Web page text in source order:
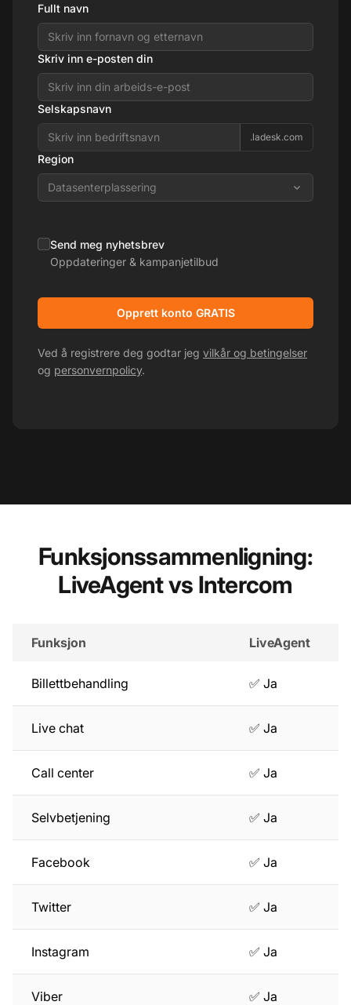
Fullt navn
Skriv inn e-posten din
Selskapsnavn
.ladesk.com
Region
Datasenterplassering
Send meg nyhetsbrev
Oppdateringer & kampanjetilbud
Opprett konto GRATIS
Ved å registrere deg godtar jeg vilkår og betingelser
og personvernpolicy.
Funksjonssammenligning:
LiveAgent vs Intercom
Funksjon LiveAgent
Billettbehandling ✅ Ja
Live chat ✅ Ja
Call center ✅ Ja
Selvbetjening ✅ Ja
Facebook ✅ Ja
Twitter ✅ Ja
Instagram ✅ Ja
Viber ✅ Ja